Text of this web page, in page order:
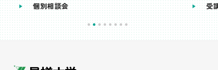
個別相談会 受講